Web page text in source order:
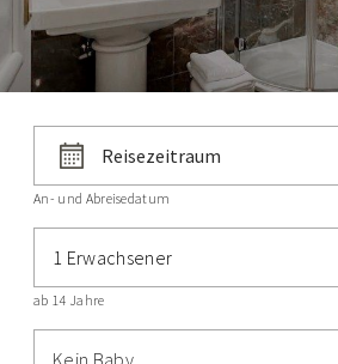
An- und Abreisedatum
1 Erwachsener
ab 14 Jahre
Kein Baby